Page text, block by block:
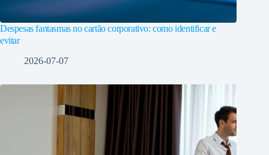
Despesas fantasmas no cartão corporativo: como identificar e
evitar
2026-07-07